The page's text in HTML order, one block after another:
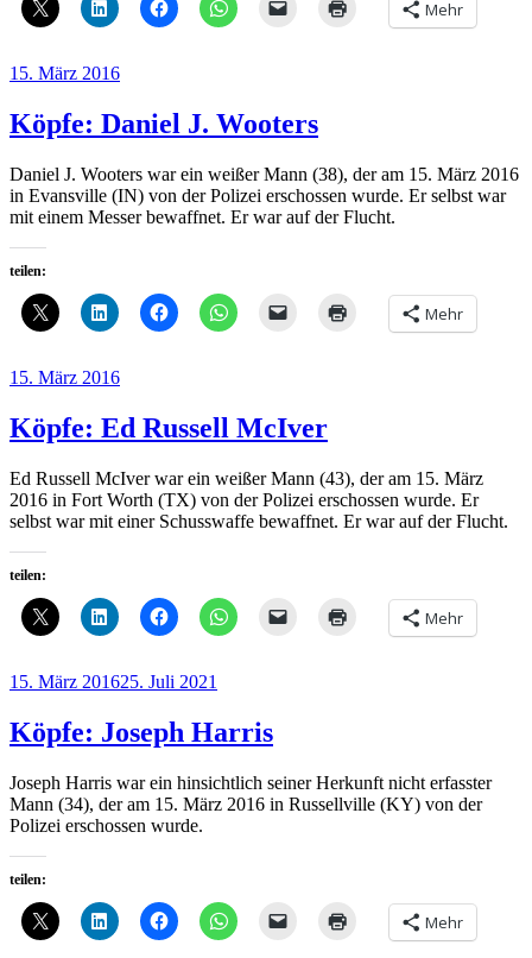
Mehr
Veröffentlicht
15. März 2016
Köpfe: Daniel J. Wooters
Daniel J. Wooters war ein weißer Mann (38), der am 15. März 2016
in Evansville (IN) von der Polizei erschossen wurde. Er selbst war
mit einem Messer bewaffnet. Er war auf der Flucht.
teilen:
Mehr
Veröffentlicht
15. März 2016
Köpfe: Ed Russell McIver
Ed Russell McIver war ein weißer Mann (43), der am 15. März
2016 in Fort Worth (TX) von der Polizei erschossen wurde. Er
selbst war mit einer Schusswaffe bewaffnet. Er war auf der Flucht.
teilen:
Mehr
Veröffentlicht
15. März 201625. Juli 2021
Köpfe: Joseph Harris
Joseph Harris war ein hinsichtlich seiner Herkunft nicht erfasster
Mann (34), der am 15. März 2016 in Russellville (KY) von der
Polizei erschossen wurde.
teilen:
Mehr